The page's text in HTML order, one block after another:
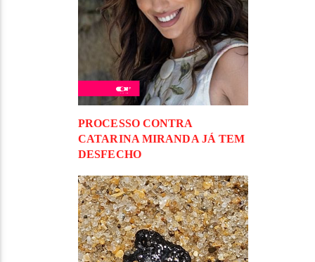
PROCESSO CONTRA
CATARINA MIRANDA JÁ TEM
DESFECHO